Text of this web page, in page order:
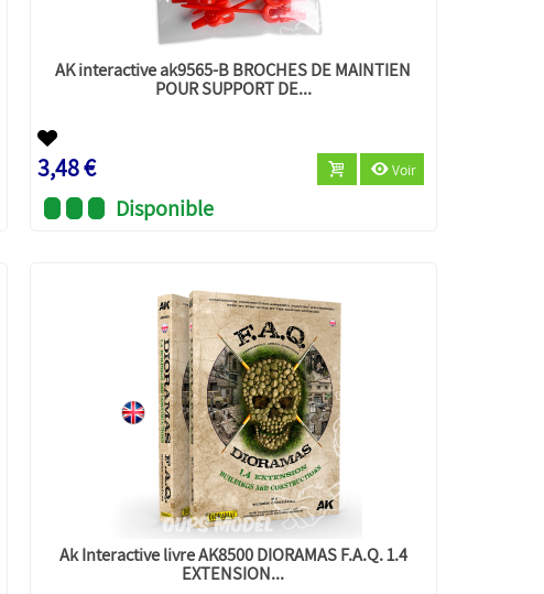
AK interactive ak9565-B BROCHES DE MAINTIEN
POUR SUPPORT DE...
3,48 € Voir
Disponible
Ak Interactive livre AK8500 DIORAMAS F.A.Q. 1.4
EXTENSION...